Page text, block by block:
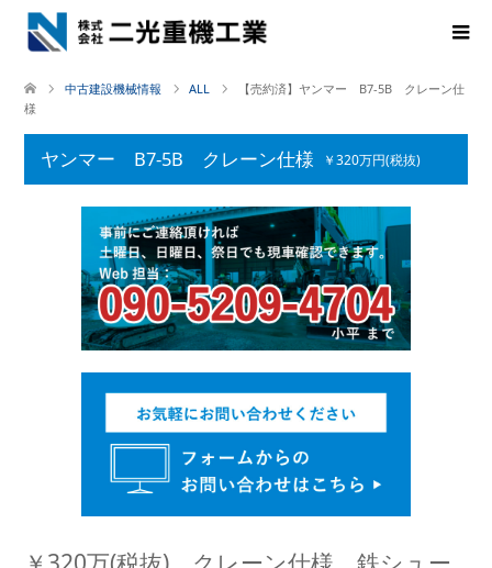
中古建設機械情報 ALL
【売約済】ヤンマー B7-5B クレーン仕
様
ヤンマー B7-5B クレーン仕様 ￥320万円(税抜)